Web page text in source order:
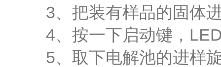
3、把装有样品的固体进
4、按一下启动键，LED
5、取下电解池的进样旋